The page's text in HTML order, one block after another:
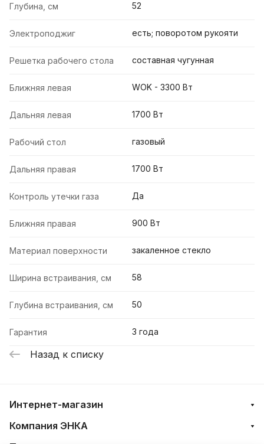
Глубина, см 52
Электроподжиг есть; поворотом рукояти
Решетка рабочего стола составная чугунная
Ближняя левая WOK - 3300 Вт
Дальняя левая 1700 Вт
Рабочий стол газовый
Дальняя правая 1700 Вт
Контроль утечки газа Да
Ближняя правая 900 Вт
Материал поверхности закаленное стекло
Ширина встраивания, см 58
Глубина встраивания, см 50
Гарантия 3 года
Назад к списку
Интернет-магазин
Компания ЭНКА